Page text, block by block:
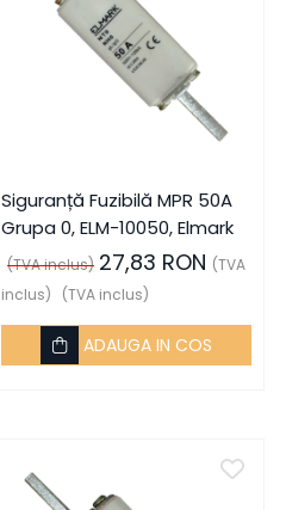
Siguranță Fuzibilă MPR 50A
Grupa 0, ELM-10050, Elmark
(TVA inclus) 27,83 RON (TVA
inclus)
(TVA inclus)
ADAUGA IN COS